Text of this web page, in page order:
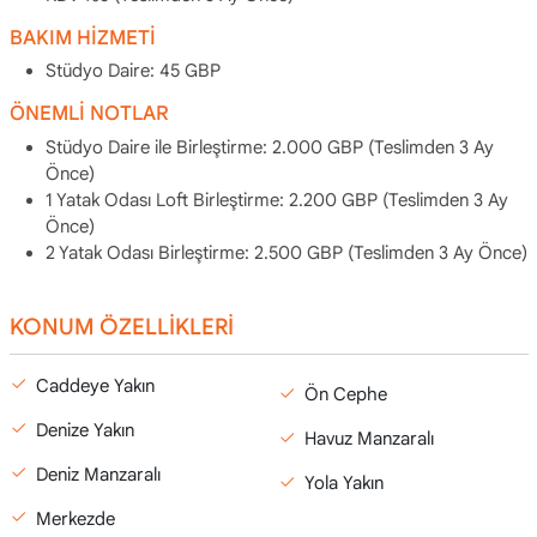
BAKIM HİZMETİ
Stüdyo Daire: 45 GBP
ÖNEMLİ NOTLAR
Stüdyo Daire ile Birleştirme: 2.000 GBP (Teslimden 3 Ay
Önce)
1 Yatak Odası Loft Birleştirme: 2.200 GBP (Teslimden 3 Ay
Önce)
2 Yatak Odası Birleştirme: 2.500 GBP (Teslimden 3 Ay Önce)
KONUM ÖZELLİKLERİ
Caddeye Yakın
Denize Yakın
Deniz Manzaralı
Merkezde
Ön Cephe
Havuz Manzaralı
Yola Yakın